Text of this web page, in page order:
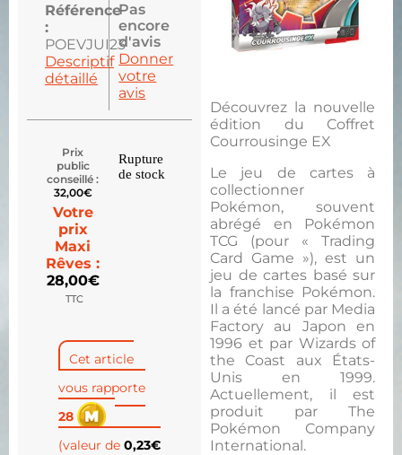
Découvrez la nouvelle
édition du Coffret
Courrousinge EX
Le jeu de cartes à
collectionner
Pokémon, souvent
abrégé en Pokémon
TCG (pour « Trading
Card Game »), est un
jeu de cartes basé sur
la franchise Pokémon.
Il a été lancé par Media
Factory au Japon en
1996 et par Wizards of
the Coast aux États-
Unis en 1999.
Actuellement, il est
produit par The
Pokémon Company
International.
Référence
:
POEVJUI23
Descriptif
détaillé
Pas
encore
d'avis
Donner
votre
avis
Prix
public
conseillé :
32,00€
Votre
prix
Maxi
Rêves :
28,00€
TTC
Rupture
de stock
Cet article
vous rapporte
28
(valeur de 0,23€